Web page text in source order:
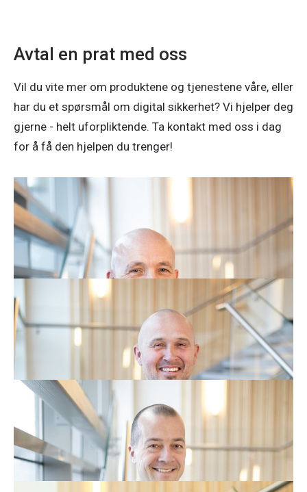
Avtal en prat med oss
Vil du vite mer om produktene og tjenestene våre, eller
har du et spørsmål om digital sikkerhet? Vi hjelper deg
gjerne - helt uforpliktende. Ta kontakt med oss i dag
for å få den hjelpen du trenger!
Stian Kilaas
Bedriftsrådgiver
Telefon: 90 81 63 11
E-post: stian.kilaas@nte.no
John Ellingen
Bedriftsrådgiver
Telefon:
97 18 77 20
john.ellingen@nte.no
Morten Resve
Bedriftsrådgiver
Telefon: 90 04 71 14
E-post: morten.resve@nte.no